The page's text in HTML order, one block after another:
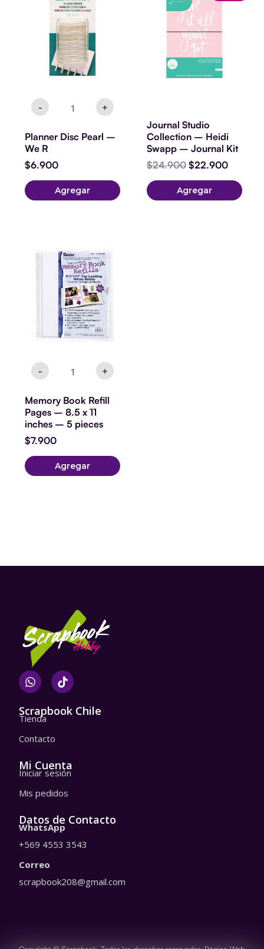
-
We
R
cantidad
+
Planner Disc Pearl –
We R
$6.900
Agregar
Journal Studio
Collection – Heidi
Swapp – Journal Kit
$24.900
original
era:
$24.900.
$22.900
Agregar
-
Book
Refill
Pages
8.5
11
inches
-
cantidad
+
Memory Book Refill
Pages – 8.5 x 11
inches – 5 pieces
$7.900
Agregar
W
h
t
s
p
T
i
t
Scrapbook Chile
Tienda
Contacto
Mi Cuenta
Iniciar sesión
Mis pedidos
Datos de Contacto
WhatsApp
+569 4553 3543
Correo
scrapbook208@gmail.com